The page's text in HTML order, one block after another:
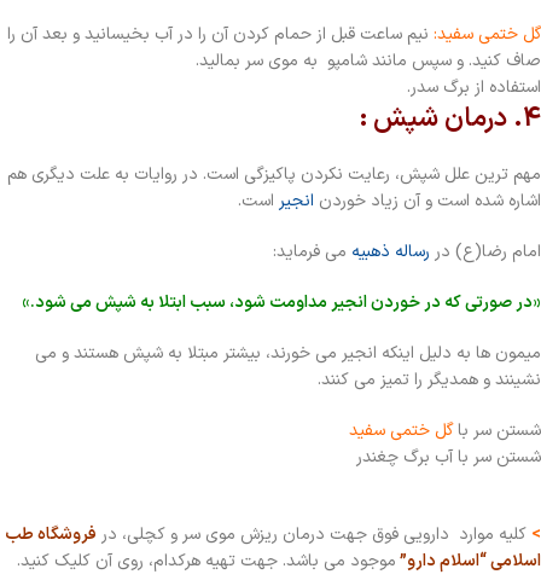
گل ختمی سفید: نیم ساعت قبل از حمام کردن آن را در آب بخیسانید و بعد آن را
صاف کنید. و سپس مانند شامپو به موی سر بمالید.
استفاده از برگ سدر.
4. درمان شپش :
مهم ترین علل شپش، رعایت نکردن پاکیزگی است. در روایات به علت دیگری هم
اشاره شده است و آن زیاد خوردن انجیر است.
امام رضا(ع) در رساله ذهبیه می فرماید:
«در صورتی که در خوردن انجیر مداومت شود، سبب ابتلا به شپش می شود.»
میمون ها به دلیل اینکه انجیر می خورند، بیشتر مبتلا به شپش هستند و می
نشینند و همدیگر را تمیز می کنند.
شستن سر باگل ختمی سفید
شستن سر با آب برگ چغندر
> کلیه موارد دارویی فوق جهت درمان ریزش موی سر و کچلی، در فروشگاه طب
اسلامی “اسلام دارو”موجود می باشد. جهت تهیه هرکدام، روی آن کلیک کنید.